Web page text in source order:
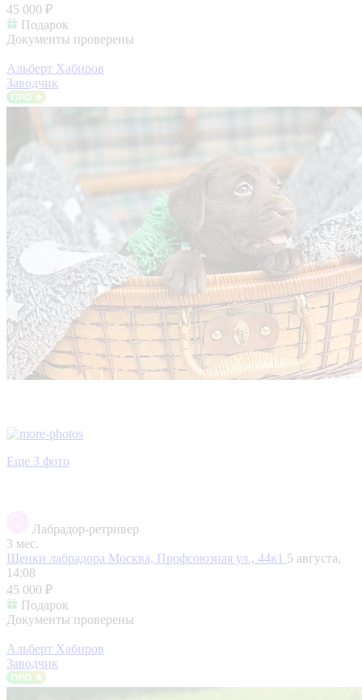
45 000 ₽
Подарок
Документы проверены
Альберт Хабиров
Заводчик
Еще 3 фото
Лабрадор-ретривер
3 мес.
Щенки лабрадора Москва, Профсоюзная ул., 44к1 5 августа,
14:08
45 000 ₽
Подарок
Документы проверены
Альберт Хабиров
Заводчик